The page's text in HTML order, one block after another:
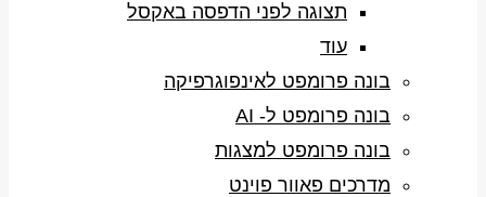
תצוגה לפני הדפסה באקסל
עוד
בונה פרומפט לאינפוגרפיקה
בונה פרומפט ל- AI
בונה פרומפט למצגות
מדרכים פאוור פוינט